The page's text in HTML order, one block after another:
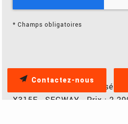
*Champs obligatoires
Bonjour, Je suis intéressé
X315E - SEGWAY - Prix : 2
Contactez-nous